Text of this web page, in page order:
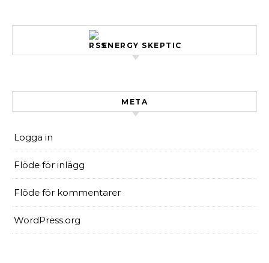
ENERGY SKEPTIC
META
Logga in
Flöde för inlägg
Flöde för kommentarer
WordPress.org